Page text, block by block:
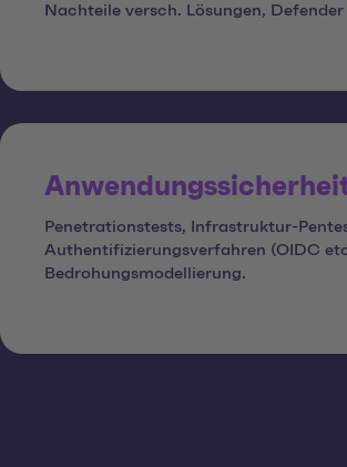
Nachteile versch. Lösungen,
Penetrationstests, Infrastruktur-
Authentifizierungsverfahren (OIDC
Bedrohungsmodellierung.